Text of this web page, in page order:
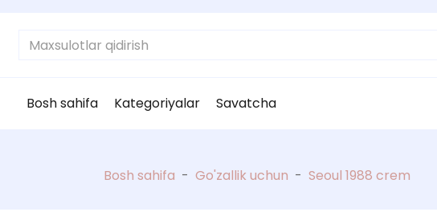
Bosh sahifa Kategoriyalar Savatcha
Bosh sahifa - Go'zallik uchun - Seoul 1988 crem